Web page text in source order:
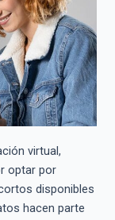
virtual,
optar por
disponibles
hacen parte